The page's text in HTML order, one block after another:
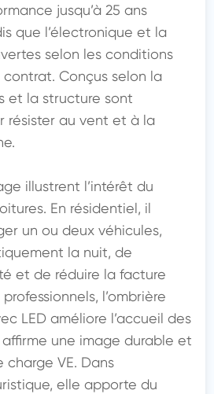
jusqu’à 25 ans
que l’électronique et la
selon les conditions
Conçus selon la
et la structure sont
résister au vent et à la
illustrent l’intérêt du
En résidentiel, il
un ou deux véhicules,
la nuit, de
et de réduire la facture
l’ombrière
LED améliore l’accueil des
une image durable et
VE. Dans
elle apporte du